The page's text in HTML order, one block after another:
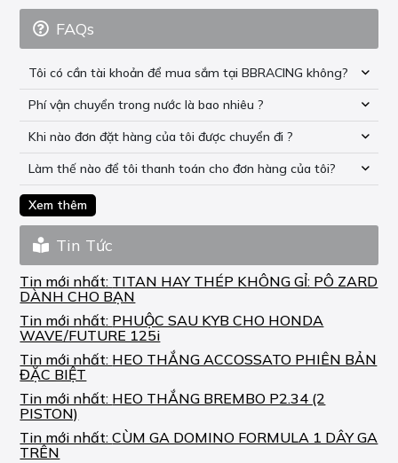
FAQs
Tôi có cần tài khoản để mua sắm tại BBRACING không?
Phí vận chuyển trong nước là bao nhiêu ?
Khi nào đơn đặt hàng của tôi được chuyển đi ?
Làm thế nào để tôi thanh toán cho đơn hàng của tôi?
Xem thêm
Tin Tức
Tin mới nhất: TITAN HAY THÉP KHÔNG GỈ: PÔ ZARD
DÀNH CHO BẠN
Tin mới nhất: PHUỘC SAU KYB CHO HONDA
WAVE/FUTURE 125i
Tin mới nhất: HEO THẮNG ACCOSSATO PHIÊN BẢN
ĐẶC BIỆT
Tin mới nhất: HEO THẮNG BREMBO P2.34 (2
PISTON)
Tin mới nhất:CÙM GA DOMINO FORMULA 1 DÂY GA
TRÊN